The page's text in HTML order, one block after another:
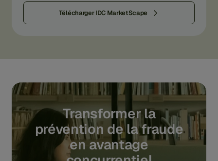
Télécharger IDC MarketScape
Transformer la
prévention de la fraude
en avantage